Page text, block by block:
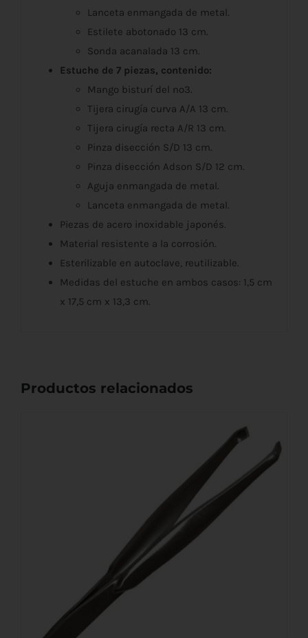
Lanceta enmangada de metal.
Estilete abotonado 13 cm.
Sonda acanalada 13 cm.
Estuche de 7 piezas, contenido:
Mango bisturí del nº3.
Tijera cirugía curva A/A 13 cm.
Tijera cirugía recta A/R 13 cm.
Pinza disección S/D 13 cm.
Pinza disección Adson S/D 12 cm.
Aguja enmangada de metal.
Lanceta enmangada de metal.
Piezas de acero inoxidable japonés.
Material resistente a la corrosión.
Esterilizable en autoclave, reutilizable.
Medidas del estuche en ambos casos: 1,5 cm
x 17,5 cm x 13,3 cm.
Productos relacionados